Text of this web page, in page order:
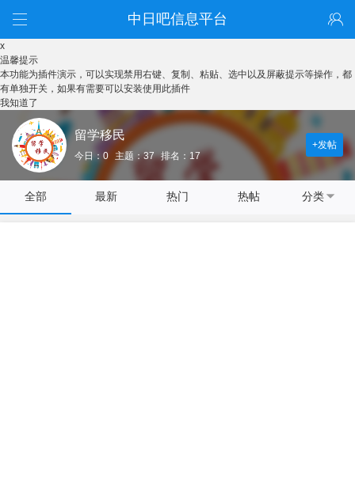
中日吧信息平台
x
温馨提示
本功能为插件演示，可以实现禁用右键、复制、粘贴、选中以及屏蔽提示等操作，都
有单独开关，如果有需要可以安装使用此插件
我知道了
留学移民
今日：0 主题：37 排名：17
+发帖
全部 最新 热门 热帖 分类